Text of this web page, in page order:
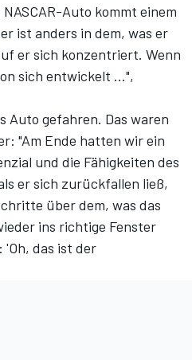
Auto kommt einem
ist anders in dem, was er
er sich konzentriert. Wenn
sich entwickelt ...",
Auto gefahren. Das waren
"Am Ende hatten wir ein
und die Fähigkeiten des
er sich zurückfallen ließ,
über dem, was das
ins richtige Fenster
das ist der